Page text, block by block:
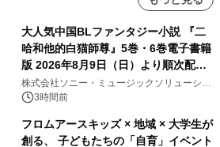
大人気中国BLファンタジー小説 『二
哈和他的白猫師尊』5巻・6巻電子書籍
版 2026年8月9日（日）より順次配信
開始
株式会社ソニー・ミュージックソリューショ
ンズ3時間前
フロムアースキッズ × 地域 × 大学生が
創る、 子どもたちの「自育」イベント